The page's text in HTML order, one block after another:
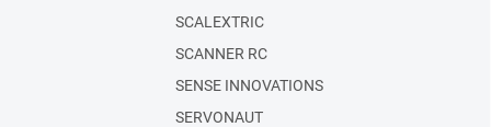
SCALEXTRIC
SCANNER RC
SENSE INNOVATIONS
SERVONAUT